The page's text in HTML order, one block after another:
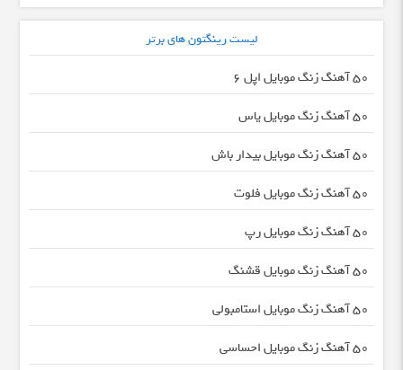
لیست رینگتون های برتر
50 آهنگ زنگ موبایل اپل 6
50 آهنگ زنگ موبایل یاس
50 آهنگ زنگ موبایل بیدار باش
50 آهنگ زنگ موبایل فلوت
50 آهنگ زنگ موبایل رپ
50 آهنگ زنگ موبایل قشنگ
50 آهنگ زنگ موبایل استامبولی
50 آهنگ زنگ موبایل احساسی